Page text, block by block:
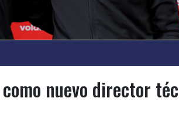
nuevo director